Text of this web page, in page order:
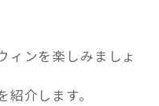
ィンを楽しみましょ
介します。